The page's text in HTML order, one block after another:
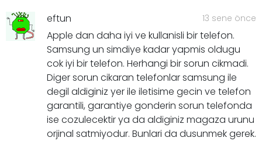
eftun 13 sene önce
Apple dan daha iyi ve kullanisli bir telefon.
Samsung un simdiye kadar yapmis oldugu
cok iyi bir telefon. Herhangi bir sorun cikmadi.
Diger sorun cikaran telefonlar samsung ile
degil aldiginiz yer ile iletisime gecin ve telefon
garantili, garantiye gonderin sorun telefonda
ise cozulecektir ya da aldiginiz magaza urunu
orjinal satmiyodur. Bunlari da dusunmek gerek.